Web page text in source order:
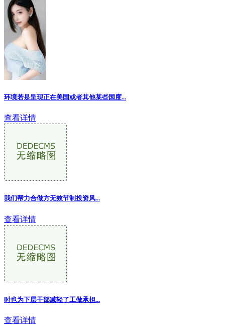
环境若是呈现正在美国或者其他某些国度...
查看详情
我们帮力合做方无效节制投资风...
查看详情
时也为下层干部减轻了工做承担...
查看详情